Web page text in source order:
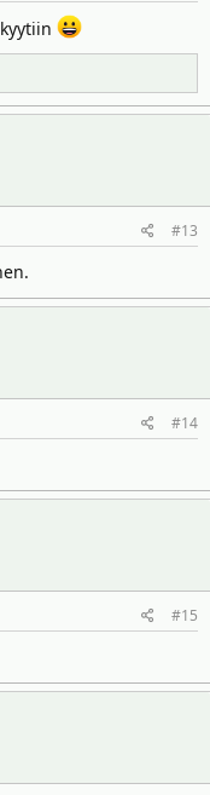
#13
#14
#15